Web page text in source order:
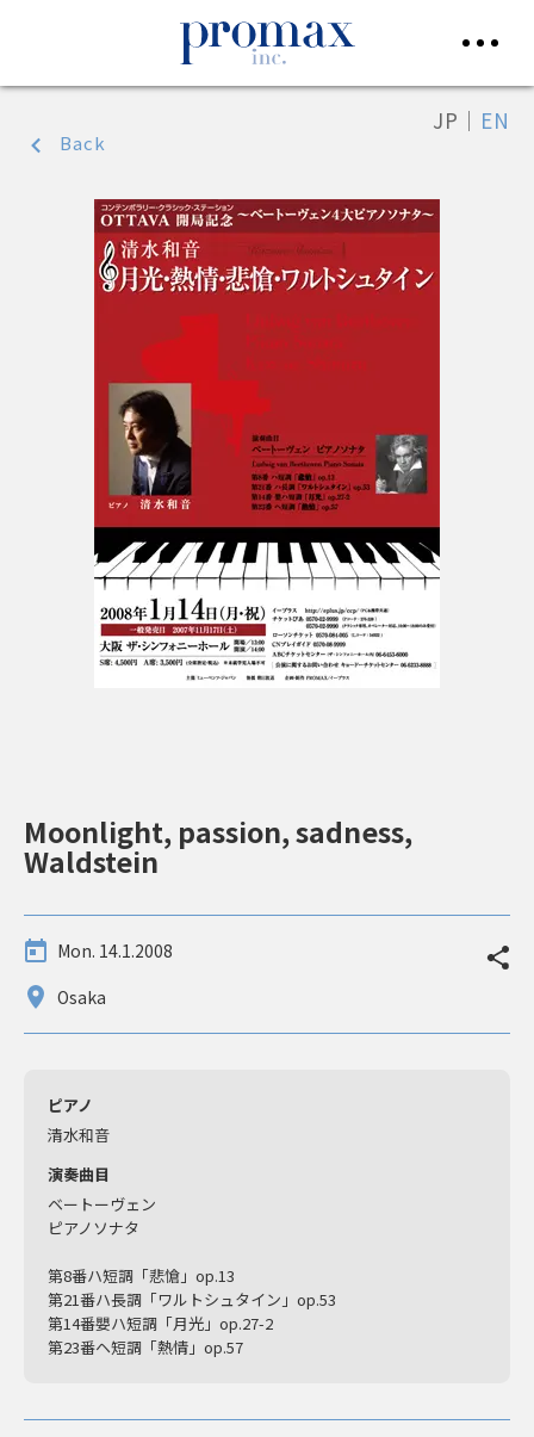
Back
JP ｜ EN
Moonlight, passion, sadness,
Waldstein
Mon. 14.1.2008
Osaka
ピアノ
清水和音
演奏曲目
ベートーヴェン
ピアノソナタ
第8番ハ短調「悲愴」op.13
第21番ハ長調「ワルトシュタイン」op.53
第14番嬰ハ短調「月光」op.27-2
第23番ヘ短調「熱情」op.57